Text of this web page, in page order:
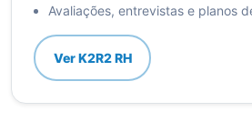
Avaliações, entrevistas e planos
Ver K2R2 RH